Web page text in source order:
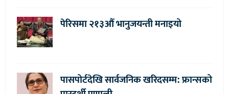
पेरिसमा २१३औँ भानुजयन्ती मनाइयो
पासपोर्टदेखि सार्वजनिक खरिदसम्म: फ्रान्सको